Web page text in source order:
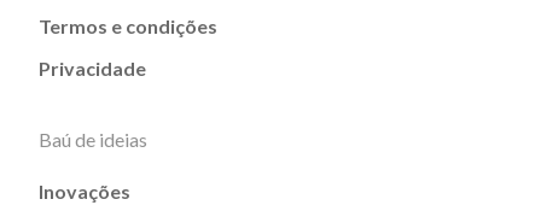
Termos e condições
Privacidade
Baú de ideias
Inovações